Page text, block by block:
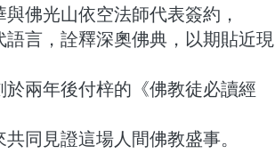
佛光山依空法師代表簽約，
語言，詮釋深奧佛典，以期貼近現
於兩年後付梓的 《佛教徒必讀經
共同 見證這場人間佛教盛事。